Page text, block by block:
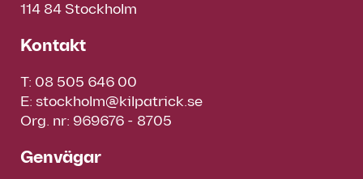
114 84 Stockholm
Kontakt
T: 08 505 646 00
E: stockholm@kilpatrick.se
Org. nr: 969676 - 8705
Genvägar